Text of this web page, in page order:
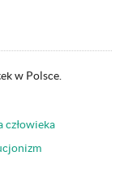
w Polsce.
człowieka